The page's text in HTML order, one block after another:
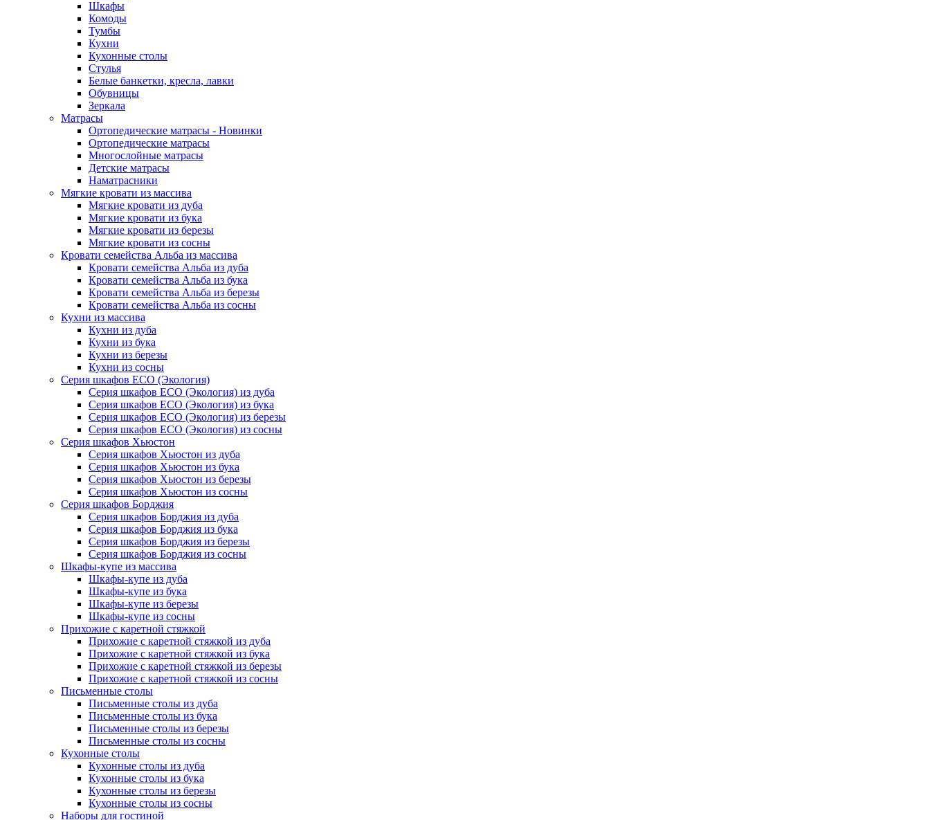
Шкафы
Комоды
Тумбы
Кухни
Кухонные столы
Стулья
Белые банкетки, кресла, лавки
Обувницы
Зеркала
Матрасы
Ортопедические матрасы - Новинки
Ортопедические матрасы
Многослойные матрасы
Детские матрасы
Наматрасники
Мягкие кровати из массива
Мягкие кровати из дуба
Мягкие кровати из бука
Мягкие кровати из березы
Мягкие кровати из сосны
Кровати семейства Альба из массива
Кровати семейства Альба из дуба
Кровати семейства Альба из бука
Кровати семейства Альба из березы
Кровати семейства Альба из сосны
Кухни из массива
Кухни из дуба
Кухни из бука
Кухни из березы
Кухни из сосны
Серия шкафов ECO (Экология)
Серия шкафов ECO (Экология) из дуба
Серия шкафов ECO (Экология) из бука
Серия шкафов ECO (Экология) из березы
Серия шкафов ECO (Экология) из сосны
Серия шкафов Хьюстон
Серия шкафов Хьюстон из дуба
Серия шкафов Хьюстон из бука
Серия шкафов Хьюстон из березы
Серия шкафов Хьюстон из сосны
Серия шкафов Борджия
Серия шкафов Борджия из дуба
Серия шкафов Борджия из бука
Серия шкафов Борджия из березы
Серия шкафов Борджия из сосны
Шкафы-купе из массива
Шкафы-купе из дуба
Шкафы-купе из бука
Шкафы-купе из березы
Шкафы-купе из сосны
Прихожие с каретной стяжкой
Прихожие с каретной стяжкой из дуба
Прихожие с каретной стяжкой из бука
Прихожие с каретной стяжкой из березы
Прихожие с каретной стяжкой из сосны
Письменные столы
Письменные столы из дуба
Письменные столы из бука
Письменные столы из березы
Письменные столы из сосны
Кухонные столы
Кухонные столы из дуба
Кухонные столы из бука
Кухонные столы из березы
Кухонные столы из сосны
Наборы для гостиной